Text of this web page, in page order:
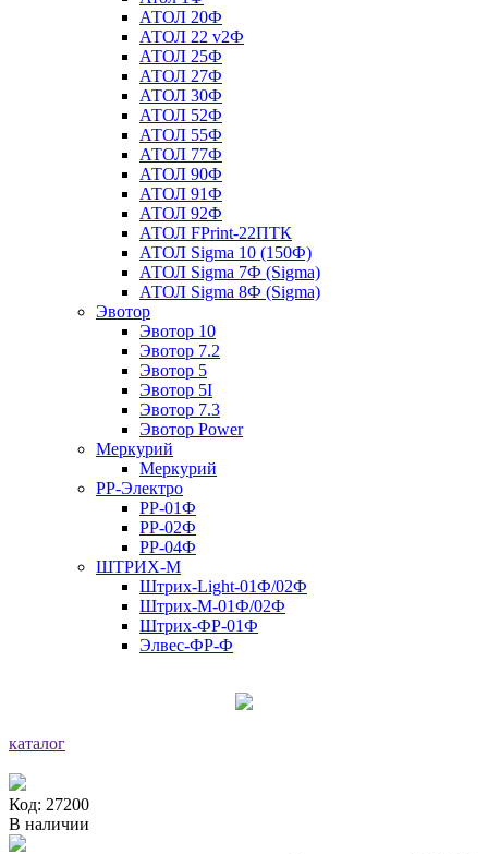
АТОЛ 20Ф
АТОЛ 22 v2Ф
АТОЛ 25Ф
АТОЛ 27Ф
АТОЛ 30Ф
АТОЛ 52Ф
АТОЛ 55Ф
АТОЛ 77Ф
АТОЛ 90Ф
АТОЛ 91Ф
АТОЛ 92Ф
АТОЛ FPrint-22ПТК
АТОЛ Sigma 10 (150Ф)
АТОЛ Sigma 7Ф (Sigma)
АТОЛ Sigma 8Ф (Sigma)
Эвотор
Эвотор 10
Эвотор 7.2
Эвотор 5
Эвотор 5I
Эвотор 7.3
Эвотор Power
Меркурий
Меркурий
РР-Электро
РР-01Ф
РР-02Ф
РР-04Ф
ШТРИХ-М
Штрих-Light-01Ф/02Ф
Штрих-М-01Ф/02Ф
Штрих-ФР-01Ф
Элвес-ФР-Ф
каталог
Код: 27200
В наличии